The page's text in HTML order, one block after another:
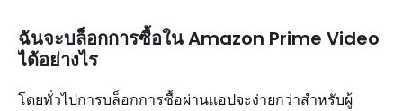
ฉันจะบล็อกการซื้อใน Amazon Prime Video
ได้อย่างไร
โดยทั่วไปการบล็อกการซื้อผ่านแอปจะง่ายกว่าสำหรับผู้